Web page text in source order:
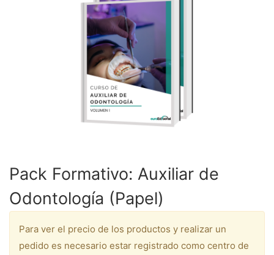
Pack Formativo: Auxiliar de
Odontología (Papel)
Para ver el precio de los productos y realizar un
pedido es necesario estar registrado como centro de